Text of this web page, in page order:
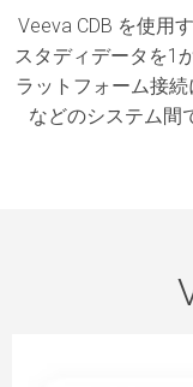
Veeva CDB を使用
スタディデータを1
ラットフォーム接続
などのシステム間